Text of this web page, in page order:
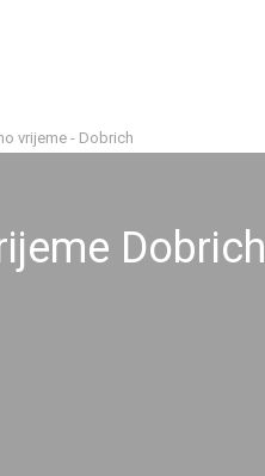
vrijeme - Dobrich
Dobrich